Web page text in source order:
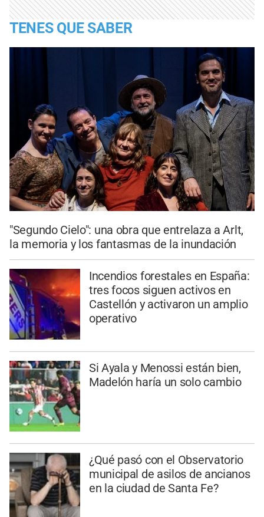
TENES QUE SABER
"Segundo Cielo": una obra que entrelaza a Arlt,
la memoria y los fantasmas de la inundación
Incendios forestales en España:
tres focos siguen activos en
Castellón y activaron un amplio
operativo
Si Ayala y Menossi están bien,
Madelón haría un solo cambio
¿Qué pasó con el Observatorio
municipal de asilos de ancianos
en la ciudad de Santa Fe?